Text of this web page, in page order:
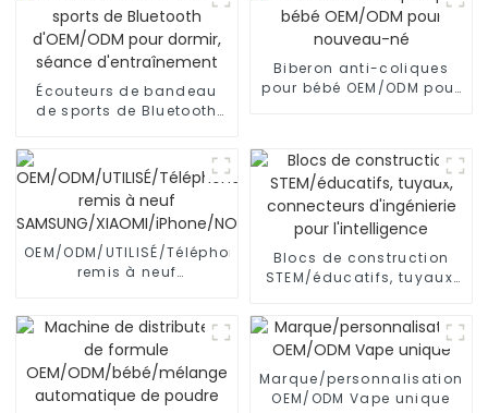
Écouteurs de bandeau
de sports de Bluetooth
Biberon anti-coliques
pour bébé OEM/ODM pour
OEM/ODM/UTILISÉ/Téléphone
remis à neuf
Blocs de construction
STEM/éducatifs, tuyaux,
pour l'intelligence
Marque/personnalisation
OEM/ODM Vape unique